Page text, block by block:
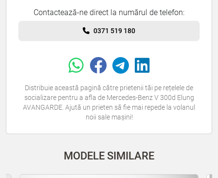
Contactează-ne direct la numărul de telefon:
0371 519 180
Distribuie această pagină către prietenii tăi pe rețelele de
socializare pentru a afla de Mercedes-Benz V 300d Elung
AVANGARDE. Ajută un prieten să fie mai repede la volanul
noii sale mașini!
MODELE SIMILARE